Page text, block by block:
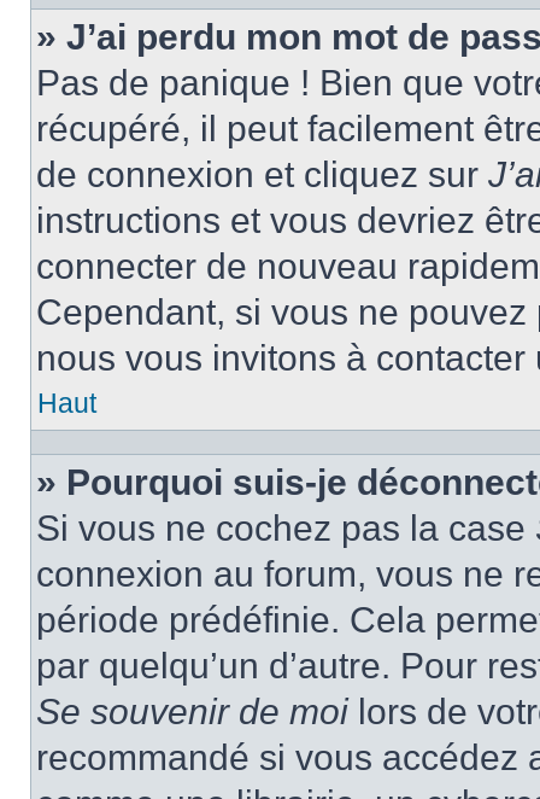
» J’ai perdu mon mot de
Pas de panique ! Bien que
récupéré, il peut facilement
de connexion et cliquez sur
instructions et vous devriez
connecter de nouveau
Cependant, si vous ne
nous vous invitons à
Haut
» Pourquoi suis-je
Si vous ne cochez pas la case
connexion au forum, vous ne
période prédéfinie. Cela
par quelqu’un d’autre. Pour
Se souvenir de moilors de
recommandé si vous accédez